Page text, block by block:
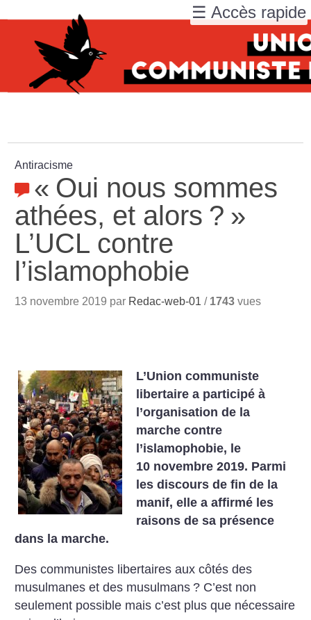
Antiracisme
« Oui nous sommes
athées, et alors ? »
L’UCL contre
l’islamophobie
13 novembre 2019 par Redac-web-01 / 1743 vues
L’Union communiste
libertaire a participé à
l’organisation de la
marche contre
l’islamophobie, le
10 novembre 2019. Parmi
les discours de fin de la
manif, elle a affirmé les
raisons de sa présence
dans la marche.
Des communistes libertaires aux côtés des
musulmanes et des musulmans ? C’est non
seulement possible mais c’est plus que nécessaire
☰ Accès rapide